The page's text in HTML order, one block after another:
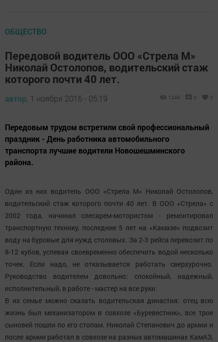
ОБЩЕСТВО
Передовой водитель ООО «Стрела М»
Николай Остолопов, водительский стаж
которого почти 40 лет.
автор, 1 ноября 2016 - 05:19 1243 0 0
Передовым трудом встретили свой профессиональный
праздник - День работника автомобильного
транспорта лучшие водители Новошешминского
района.
Один из них водитель ООО «Стрела М» Николай Остолопов,
водительский стаж которого почти 40 лет. В ООО «Стрела» с
2002 года, начинал слесарем-мотористом - ремонтировал
транспортную технику, последние 5 лет на «Камазе» подвозит
воду на буровые для нужд столовых. За 2-3 рейса перевозит по
8-12 кубов, успевая своевременно обеспечить водой несколько
точек. Если надо, не отказывается работать сверхурочно.
Руководство водителем довольно: спокойный, надежный,
исполнительный, в работе - мастер на все руки.
В их семье можно сказать водительская династия: отец всю
жизнь был механизатором в совхозе «Буревестник», все трое
сыновей пошли по его стопам. Николай Степанович до армии и
после армии работал в совхозе на разных автомашинах КамАЗ,